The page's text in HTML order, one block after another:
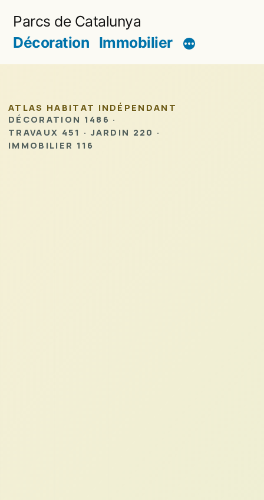
au
Parcs de Catalunya
Décoration Immobilier
ATLAS HABITAT INDÉPENDANT
DÉCORATION 1486 ·
TRAVAUX 451 · JARDIN 220 ·
IMMOBILIER 116